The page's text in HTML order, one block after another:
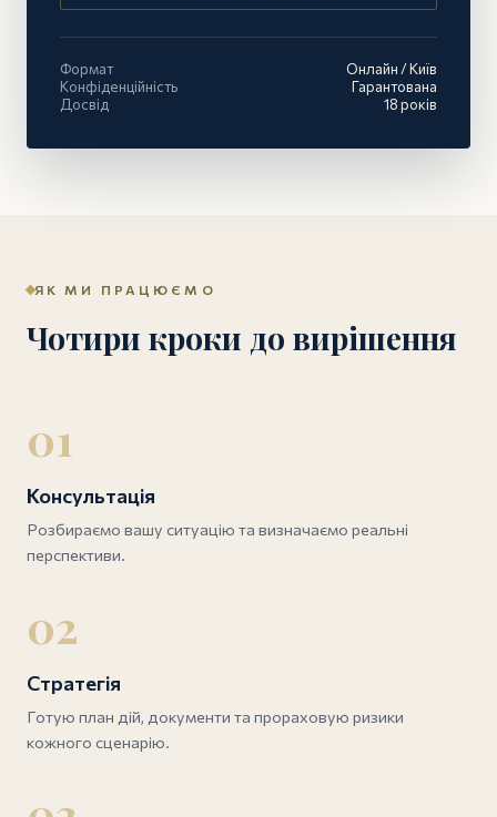
Формат
Онлайн / Київ
Конфіденційність
Гарантована
Досвід
18 років
ЯК МИ ПРАЦЮЄМО
Чотири кроки до вирішення
01
Консультація
Розбираємо вашу ситуацію та визначаємо реальні
перспективи.
02
Стратегія
Готую план дій, документи та прораховую ризики
кожного сценарію.